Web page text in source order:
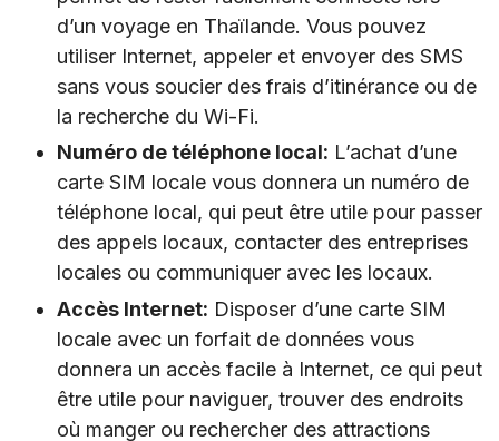
d’un voyage en Thaïlande. Vous pouvez
utiliser Internet, appeler et envoyer des SMS
sans vous soucier des frais d’itinérance ou de
la recherche du Wi-Fi.
Numéro de téléphone local: L’achat d’une
carte SIM locale vous donnera un numéro de
téléphone local, qui peut être utile pour passer
des appels locaux, contacter des entreprises
locales ou communiquer avec les locaux.
Accès Internet: Disposer d’une carte SIM
locale avec un forfait de données vous
donnera un accès facile à Internet, ce qui peut
être utile pour naviguer, trouver des endroits
où manger ou rechercher des attractions